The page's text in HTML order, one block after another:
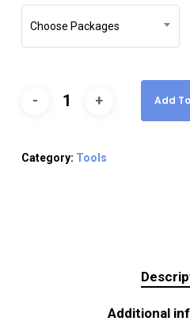
Choose Packages
Add
Category: Tools
Additional